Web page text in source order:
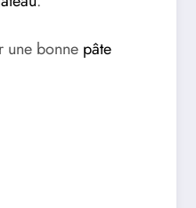
une bonne pâte